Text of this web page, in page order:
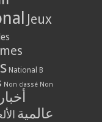
Jeux
National B
Non classé Non
أخبار
عالمية